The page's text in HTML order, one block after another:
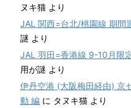
ヌキ猫 より
JAL 関西=台北/桃園線 期間
謎 より
JAL 羽田=香港線 9-10月限
用が謎 より
伊丹空港 (大阪梅田経由) 京
動 編 に タヌキ猫 より